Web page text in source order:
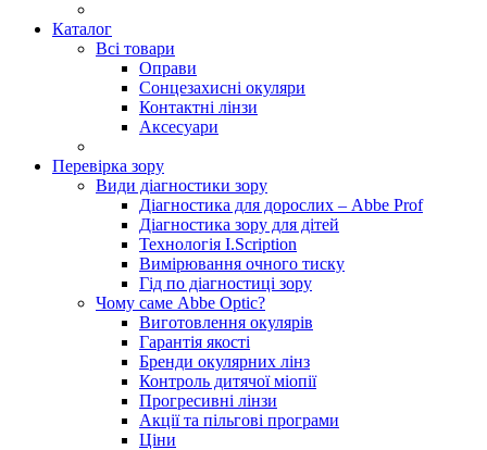
Каталог
Всі товари
Оправи
Сонцезахисні окуляри
Контактні лінзи
Аксесуари
Перевірка зору
Види діагностики зору
Діагностика для дорослих – Abbe Prof
Діагностика зору для дітей
Технологія I.Scription
Вимірювання очного тиску
Гід по діагностиці зору
Чому саме Abbe Optic?
Виготовлення окулярів
Гарантія якості
Бренди окулярних лінз
Контроль дитячої міопії
Прогресивні лінзи
Акції та пільгові програми
Ціни